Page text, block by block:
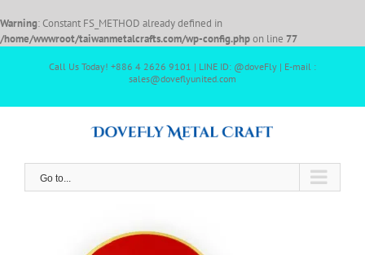
Warning: Constant FS_METHOD already defined in
/home/wwwroot/taiwanmetalcrafts.com/wp-config.phpon line 77
Call Us Today! +886 4 2626 9101 | LINE ID: @doveFly | E-mail :
sales@doveflyunited.com
Go to...